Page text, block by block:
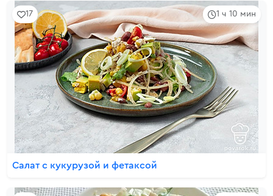
1 ч 10 мин
17
Салат с кукурузой и фетаксой